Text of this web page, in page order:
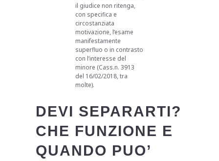
il giudice non ritenga,
con specifica e
circostanziata
motivazione, l’esame
manifestamente
superfluo o in contrasto
con l’interesse del
minore (Cass.n. 3913
del 16/02/2018, tra
molte).
DEVI SEPARARTI?
CHE FUNZIONE E
QUANDO PUO’